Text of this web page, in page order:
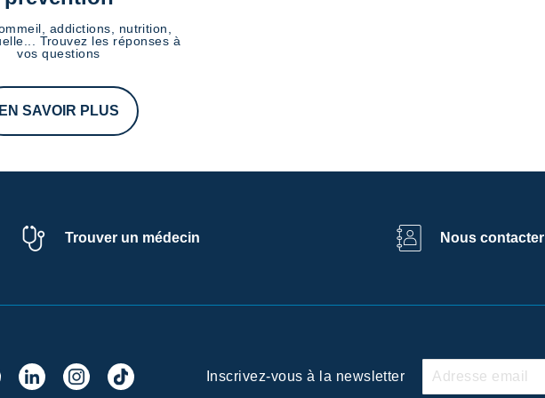
addictions, nutrition,
Trouvez les réponses à
vos questions
EN SAVOIR PLUS
Trouver un médecin Nous contacter
Inscrivez-vous à la newsletter